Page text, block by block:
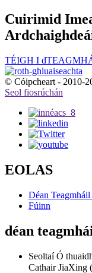
Cuirimid
TÉIGH I
© Cóipcheart - 2010-
Seol fiosrúchán
EOLAS
Déan
Fúinn
déan
Seoltaí Ó
Cathair JiaXing